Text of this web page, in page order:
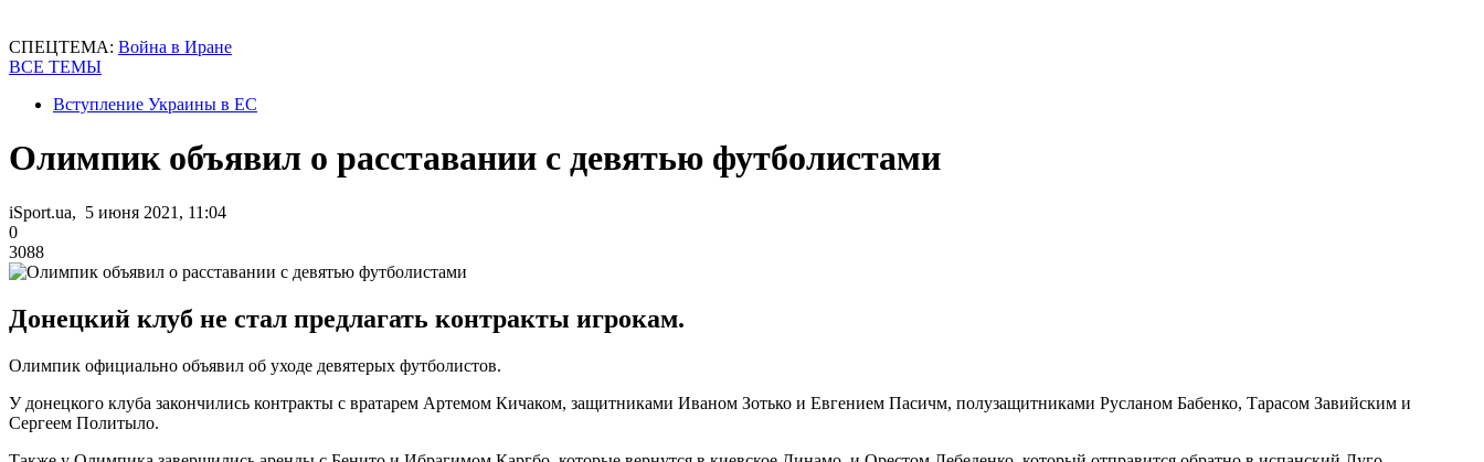
СПЕЦТЕМА: Война в Иране
ВСЕ ТЕМЫ
Вступление Украины в ЕС
Олимпик объявил о расставании с девятью футболистами
iSport.ua, 5 июня 2021, 11:04
0
3088
Донецкий клуб не стал предлагать контракты игрокам.
Олимпик официально объявил об уходе девятерых футболистов.
У донецкого клуба закончились контракты с вратарем Артемом Кичаком, защитниками Иваном Зотько и Евгением Пасичм, полузащитниками Русланом Бабенко, Тарасом Завийским и
Сергеем Политыло.